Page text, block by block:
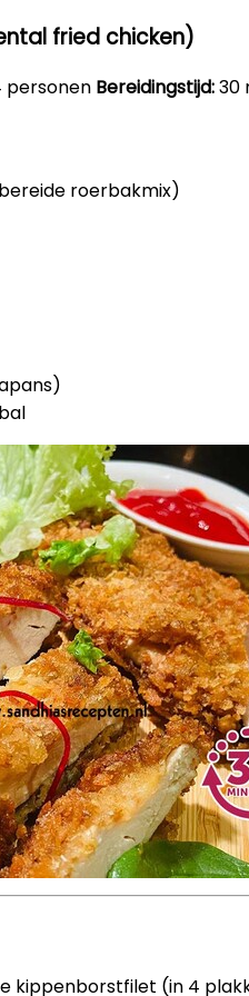
fried chicken)
personen Bereidingstijd:30
bereide roerbakmix)
kippenborstfilet (in 4